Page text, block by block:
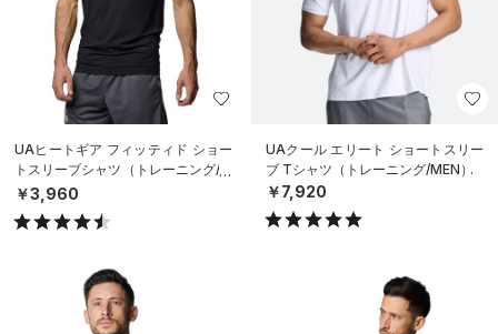
UAヒートギア フィッティド ショー
トスリーブシャツ（トレーニング/M
EN）
￥3,960
UAクール エリート ショートスリー
ブ Tシャツ（トレーニング/MEN）
￥7,920